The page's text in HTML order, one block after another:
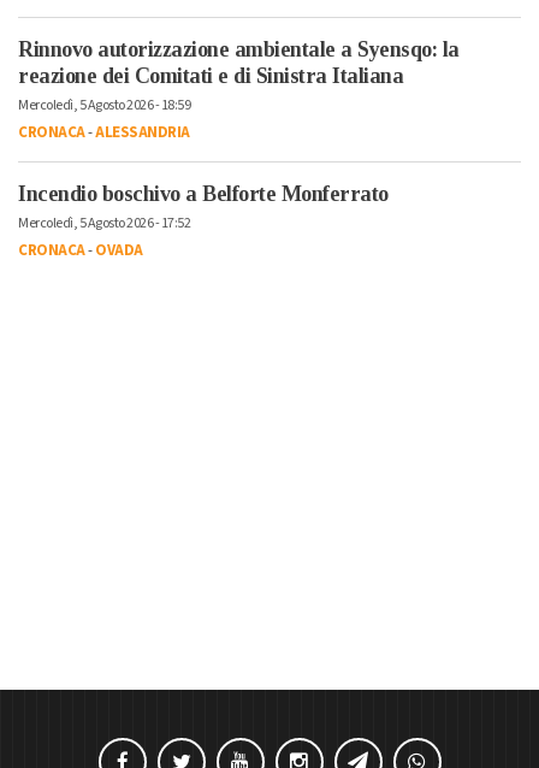
Rinnovo autorizzazione ambientale a Syensqo: la
reazione dei Comitati e di Sinistra Italiana
Mercoledì, 5 Agosto 2026 - 18:59
CRONACA-ALESSANDRIA
Incendio boschivo a Belforte Monferrato
Mercoledì, 5 Agosto 2026 - 17:52
CRONACA-OVADA